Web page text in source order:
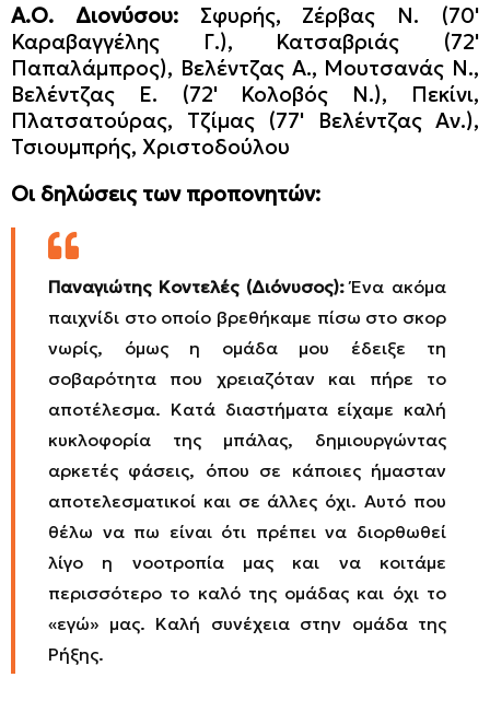
Α.Ο. Διονύσου: Σφυρής, Ζέρβας Ν. (70'
Καραβαγγέλης Γ.), Κατσαβριάς (72'
Παπαλάμπρος), Βελέντζας Α., Μουτσανάς Ν.,
Βελέντζας Ε. (72' Κολοβός Ν.), Πεκίνι,
Πλατσατούρας, Τζίμας (77' Βελέντζας Αν.),
Τσιουμπρής, Χριστοδούλου
Οι δηλώσεις των προπονητών:
Παναγιώτης Κοντελές (Διόνυσος):Ένα ακόμα
παιχνίδι στο οποίο βρεθήκαμε πίσω στο σκορ
νωρίς, όμως η ομάδα μου έδειξε τη
σοβαρότητα που χρειαζόταν και πήρε το
αποτέλεσμα. Κατά διαστήματα είχαμε καλή
κυκλοφορία της μπάλας, δημιουργώντας
αρκετές φάσεις, όπου σε κάποιες ήμασταν
αποτελεσματικοί και σε άλλες όχι. Αυτό που
θέλω να πω είναι ότι πρέπει να διορθωθεί
λίγο η νοοτροπία μας και να κοιτάμε
περισσότερο το καλό της ομάδας και όχι το
«εγώ» μας. Καλή συνέχεια στην ομάδα της
Ρήξης.